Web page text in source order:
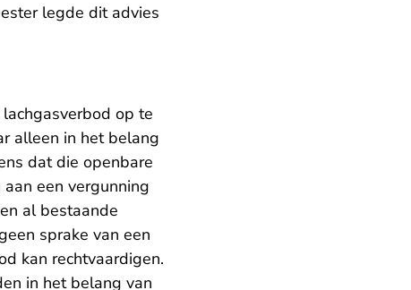
legde dit advies
op te
alleen in het belang
dat die openbare
een vergunning
al bestaande
sprake van een
kan rechtvaardigen.
in het belang van